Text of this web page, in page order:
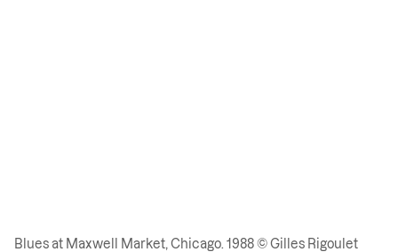
Blues at Maxwell Market, Chicago. 1988 © Gilles Rigoulet